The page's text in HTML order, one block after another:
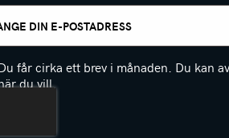
får cirka ett brev i månaden. Du kan
du vill.